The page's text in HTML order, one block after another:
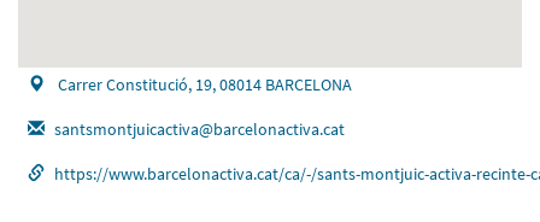
Carrer Constitució, 19, 08014 BARCELONA
santsmontjuicactiva@barcelonactiva.cat
https://www.barcelonactiva.cat/ca/-/sants-montjuic-activa-recinte-